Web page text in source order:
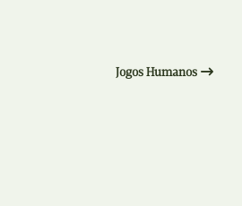
Jogos Humanos